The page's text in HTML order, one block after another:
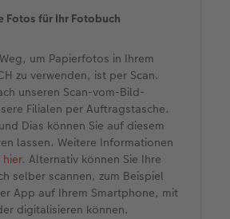
Fotos für Ihr Fotobuch
um Papierfotos in Ihrem
zu verwenden, ist per Scan.
unseren Scan-vom-Bild-
Filialen per Auftragstasche.
Dias können Sie auf diesem
lassen. Weitere Informationen
hier. Alternativ können Sie Ihre
selber scannen, zum Beispiel
App auf Ihrem Smartphone, mit
digitalisieren können.